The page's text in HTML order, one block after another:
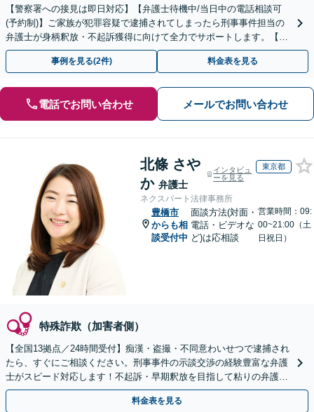
【警察署への接見は即日対応】【弁護士待機中/当日中の電話相談可
(予約制)】ご家族が犯罪容疑で逮捕されてしまったら刑事事件担当の
弁護士が身柄釈放・不起訴獲得に向けて全力でサポートします。【毎
月100名以上の相談実績】【全国対応】
事例を見る(2件) 料金表を見る
電話でお問い合わせ メールでお問い合わせ
北條 さや
か 弁護士
インタビュ
ーを見る
東京都
ネクスパート法律事務所
豊橋市
からも相
談受付中
面談方法(対面・
電話・ビデオな
ど)は応相談
営業時間：09:
00~21:00（土
日祝日）
特殊詐欺（加害者側）
【全国13拠点／24時間受付】痴漢・盗撮・不同意わいせつで逮捕され
たら、すぐにご相談ください。刑事事件の示談交渉の経験豊富な弁護
士がスピード対応します！不起訴・早期釈放を目指して粘りの弁護活
動を行います。
料金表を見る